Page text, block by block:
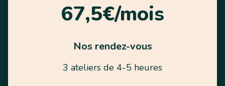
67,5€/mois
Nos rendez-vous
3 ateliers de 4-5 heures